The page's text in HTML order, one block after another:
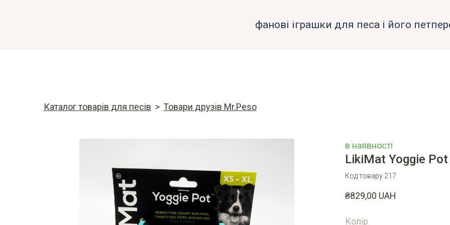
фанові іграшки для песа і його
Каталог товарів для песів Товари друзів Mr.Peso
в наявності
LikiMat Yoggie Pot
Код товару 217
₴829,00 UAH
Колір